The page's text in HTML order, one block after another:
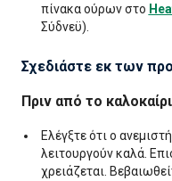
πίνακα ούρων στο
Σύδνεϋ).
Σχεδιάστε εκ των
Πριν από το καλοκαίρι
Ελέγξτε ότι ο
λειτουργούν καλά.
χρειάζεται.